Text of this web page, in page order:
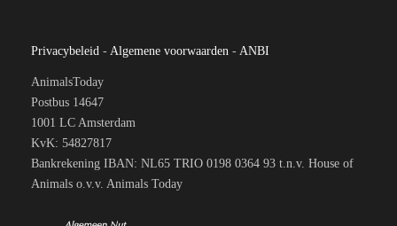
Privacybeleid - Algemene voorwaarden - ANBI
AnimalsToday
Postbus 14647
1001 LC Amsterdam
KvK: 54827817
Bankrekening IBAN: NL65 TRIO 0198 0364 93 t.n.v. House of
Animals o.v.v. Animals Today